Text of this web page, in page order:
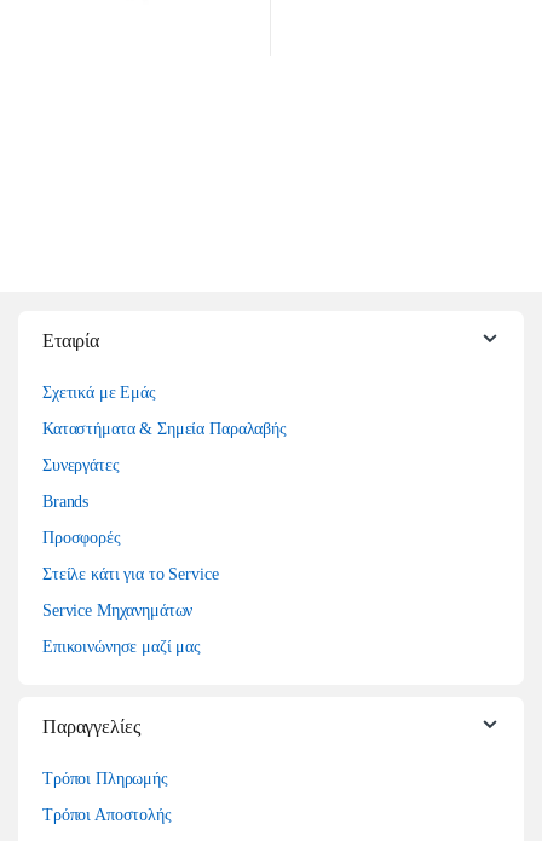
Εταιρία
Σχετικά με Εμάς
Καταστήματα & Σημεία Παραλαβής
Συνεργάτες
Brands
Προσφορές
Στείλε κάτι για το Service
Service Μηχανημάτων
Επικοινώνησε μαζί μας
Παραγγελίες
Τρόποι Πληρωμής
Τρόποι Αποστολής